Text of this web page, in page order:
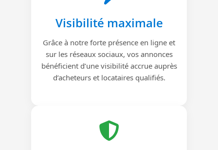
Visibilité maximale
Grâce à notre forte présence en ligne et
sur les réseaux sociaux, vos annonces
bénéficient d’une visibilité accrue auprès
d’acheteurs et locataires qualifiés.